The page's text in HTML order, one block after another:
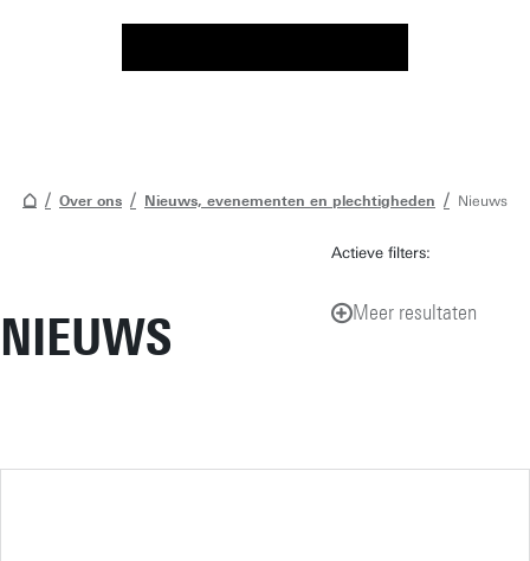
Over ons Nieuws, evenementen en plechtigheden Nieuws
NIEUWS
Actieve filters:
Meer resultaten